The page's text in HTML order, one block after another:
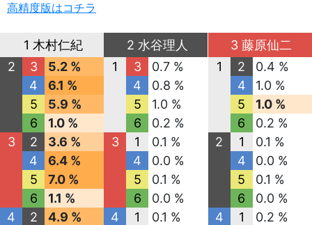
高精度版はコチラ
1 木村仁紀
2
3
5.2 %
4
6.1 %
5
5.9 %
6
1.0 %
3
2
3.6 %
4
6.4 %
5
7.0 %
6
1.1 %
4
2
4.9 %
2 水谷理人
1
3
0.7 %
4
0.8 %
5
1.0 %
6
0.2 %
3
1
0.1 %
4
0.0 %
5
0.1 %
6
0.0 %
4
1
0.1 %
3 藤原仙二
1
2
0.4 %
4
1.0 %
5
1.0 %
6
0.2 %
2
1
0.1 %
4
0.0 %
5
0.1 %
6
0.0 %
4
1
0.2 %